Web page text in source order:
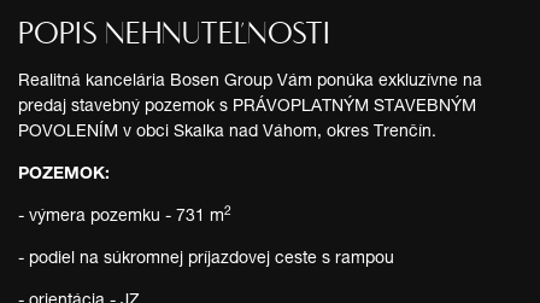
POPIS NEHNUTEĽNOSTI
Realitná kancelária Bosen Group Vám ponúka exkluzívne na
predaj stavebný pozemok s PRÁVOPLATNÝM STAVEBNÝM
POVOLENÍM v obci Skalka nad Váhom, okres Trenčín.
POZEMOK:
- výmera pozemku - 731 m2
- podiel na súkromnej príjazdovej ceste s rampou